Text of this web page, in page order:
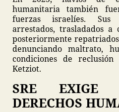
humanitaria también
fuerzas israelíes. Sus
arrestados, trasladados
posteriormente
denunciando maltrato,
condiciones de reclusión
Ketziot.
SRE EXIGE
DERECHOS